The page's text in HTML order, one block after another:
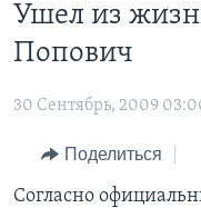
основной
контент
навигации
Перейти
НОВОСТИ ЗА
ИТОГИ
ПОЧЕМУ ЭТО
УЧИМ АНГЛИЙСКИЙ
НАША
А КАК В АМЕРИКЕ?
ЭКСПЕРТИЗА
ИНТЕРВЬЮ
ФАКТЫ ПРОТИВ
Ушел из
Попович
30 Сентябрь, 2009
Поделиться
Согласно